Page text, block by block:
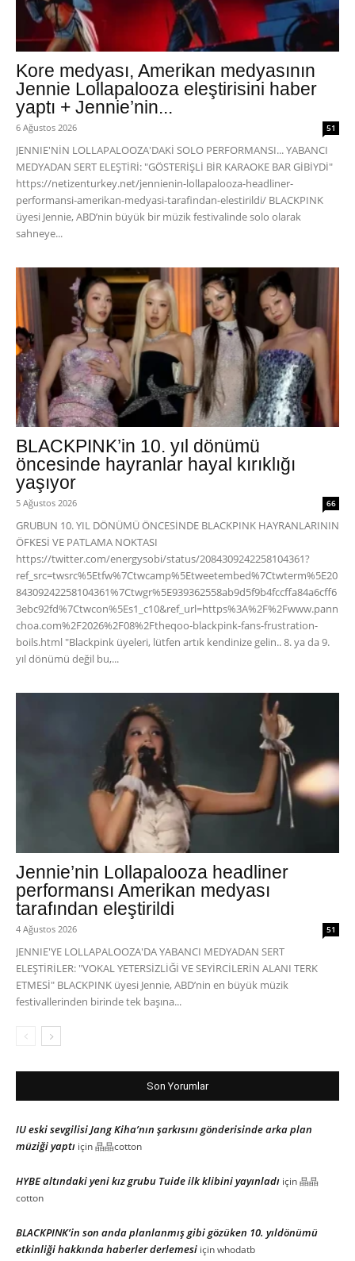
Kore medyası, Amerikan medyasının
Jennie Lollapalooza eleştirisini haber
yaptı + Jennie’nin...
6 Ağustos 2026 51
JENNIE'NİN LOLLAPALOOZA'DAKİ SOLO PERFORMANSI... YABANCI
MEDYADAN SERT ELEŞTİRİ: "GÖSTERİŞLİ BİR KARAOKE BAR GİBİYDİ"
https://netizenturkey.net/jennienin-lollapalooza-headliner-
performansi-amerikan-medyasi-tarafindan-elestirildi/ BLACKPINK
üyesi Jennie, ABD’nin büyük bir müzik festivalinde solo olarak
sahneye...
BLACKPINK’in 10. yıl dönümü
öncesinde hayranlar hayal kırıklığı
yaşıyor
5 Ağustos 2026 66
GRUBUN 10. YIL DÖNÜMÜ ÖNCESİNDE BLACKPINK HAYRANLARININ
ÖFKESİ VE PATLAMA NOKTASI
https://twitter.com/energysobi/status/2084309242258104361?
ref_src=twsrc%5Etfw%7Ctwcamp%5Etweetembed%7Ctwterm%5E20
84309242258104361%7Ctwgr%5E939362558ab9d5f9b4fccffa84a6cff6
3ebc92fd%7Ctwcon%5Es1_c10&ref_url=https%3A%2F%2Fwww.pann
choa.com%2F2026%2F08%2Ftheqoo-blackpink-fans-frustration-
boils.html "Blackpink üyeleri, lütfen artık kendinize gelin.. 8. ya da 9.
yıl dönümü değil bu,...
Jennie’nin Lollapalooza headliner
performansı Amerikan medyası
tarafından eleştirildi
4 Ağustos 2026 51
JENNIE'YE LOLLAPALOOZA'DA YABANCI MEDYADAN SERT
ELEŞTİRİLER: "VOKAL YETERSİZLİĞİ VE SEYİRCİLERİN ALANI TERK
ETMESİ" BLACKPINK üyesi Jennie, ABD’nin en büyük müzik
festivallerinden birinde tek başına...
Son Yorumlar
IU eski sevgilisi Jang Kiha’nın şarkısını gönderisinde arka plan
müziği yaptı için晶晶cotton
HYBE altındaki yeni kız grubu Tuide ilk klibini yayınladı için晶晶
cotton
BLACKPINK’in son anda planlanmış gibi gözüken 10. yıldönümü
etkinliği hakkında haberler derlemesi içinwhodatb